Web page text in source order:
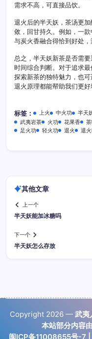
需求不高，可直接品饮。
退火后的半天妖，茶汤更
敛，回甘持久。例如，一
与炭火香融合得恰到好处，
总之，半天妖新茶是否需
时间综合判断。对于追求
探索新茶的独特魅力，也
退火原理都能帮助我们更好
标签： 上火 中火功 半天
武夷岩茶
火功 花果香
足火功
轻火功 退火 退
其他文章
上一个
半天妖能加冰糖吗
下一个
半天妖怎么存放
Copyright 2026 — 武夷
本站部分内容
闽ICP备11008655号-7